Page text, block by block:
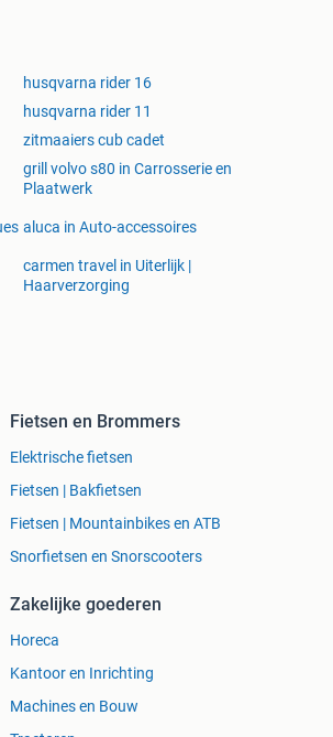
husqvarna rider 16
husqvarna rider 11
zitmaaiers cub cadet
grill volvo s80 in Carrosserie en
Plaatwerk
aluca in Auto-accessoires
carmen travel in Uiterlijk |
Haarverzorging
Fietsen en Brommers
Elektrische fietsen
Fietsen | Bakfietsen
Fietsen | Mountainbikes en ATB
Snorfietsen en Snorscooters
Zakelijke goederen
Horeca
Kantoor en Inrichting
Machines en Bouw